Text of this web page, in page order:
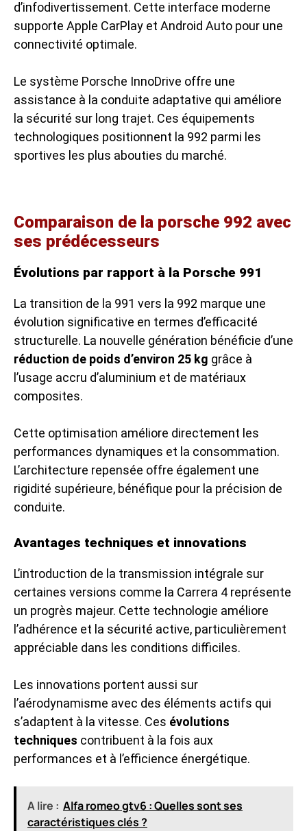
d’infodivertissement. Cette interface moderne
supporte Apple CarPlay et Android Auto pour une
connectivité optimale.
Le système Porsche InnoDrive offre une
assistance à la conduite adaptative qui améliore
la sécurité sur long trajet. Ces équipements
technologiques positionnent la 992 parmi les
sportives les plus abouties du marché.
Comparaison de la porsche 992 avec
ses prédécesseurs
Évolutions par rapport à la Porsche 991
La transition de la 991 vers la 992 marque une
évolution significative en termes d’efficacité
structurelle. La nouvelle génération bénéficie d’une
réduction de poids d’environ 25 kg grâce à
l’usage accru d’aluminium et de matériaux
composites.
Cette optimisation améliore directement les
performances dynamiques et la consommation.
L’architecture repensée offre également une
rigidité supérieure, bénéfique pour la précision de
conduite.
Avantages techniques et innovations
L’introduction de la transmission intégrale sur
certaines versions comme la Carrera 4 représente
un progrès majeur. Cette technologie améliore
l’adhérence et la sécurité active, particulièrement
appréciable dans les conditions difficiles.
Les innovations portent aussi sur
l’aérodynamisme avec des éléments actifs qui
s’adaptent à la vitesse. Ces évolutions
techniques contribuent à la fois aux
performances et à l’efficience énergétique.
A lire : Alfa romeo gtv6 : Quelles sont ses
caractéristiques clés ?